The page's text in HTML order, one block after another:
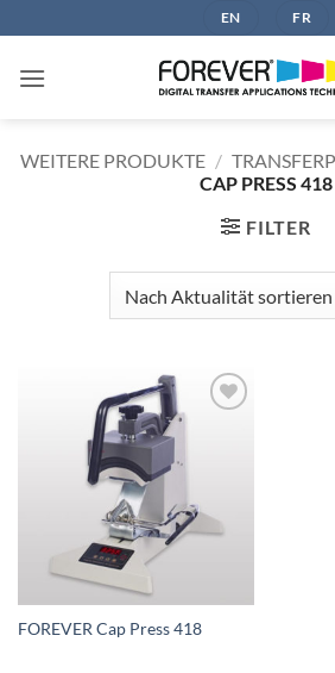
Inhalt
springen
EN FR
WEITERE PRODUKTE /
CAP PRESS 418
FILTER
Wunschliste
hinzufügen
FOREVER Cap Press 418